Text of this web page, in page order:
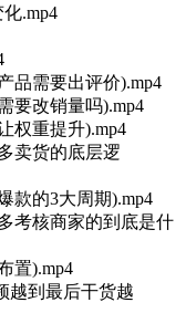
.mp4
品需要出评价).mp4
要改销量吗).mp4
权重提升).mp4
卖货的底层逻
款的3大周期).mp4
考核商家的到底是什
置).mp4
越到最后干货越